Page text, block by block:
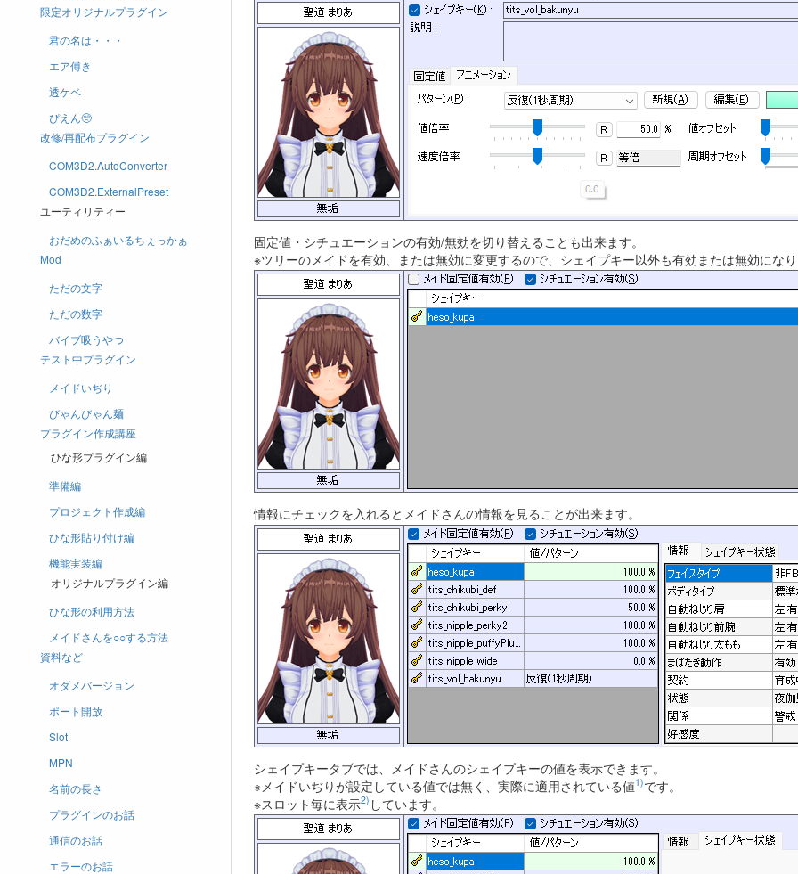
限定オリジナルプラグイン
君の名は・・・
エア傅き
透ケベ
ぴえん🥺
改修/再配布プラグイン
COM3D2.AutoConverter
COM3D2.ExternalPreset
ユーティリティー
おだめのふぁいるちぇっかぁ
Mod
ただの文字
ただの数字
バイブ吸うやつ
テスト中プラグイン
メイドいぢり
びゃんびゃん麺
プラグイン作成講座
ひな形プラグイン編
準備編
プロジェクト作成編
ひな形貼り付け編
機能実装編
オリジナルプラグイン編
ひな形の利用方法
メイドさんを○○する方法
資料など
オダメバージョン
ポート開放
Slot
MPN
名前の長さ
プラグインのお話
通信のお話
エラーのお話
固定値・シチュエーションの有効/無効を切り替えることも出来ます。
※ツリーのメイドを有効、または無効に変更するので、シェイプキー以外も有効または無効にな
情報にチェックを入れるとメイドさんの情報を見ることが出来ます。
シェイプキータブでは、メイドさんのシェイプキーの値を表示できます。
※メイドいぢりが設定している値では無く、実際に適用されている値1)です。
※スロット毎に表示2) しています。